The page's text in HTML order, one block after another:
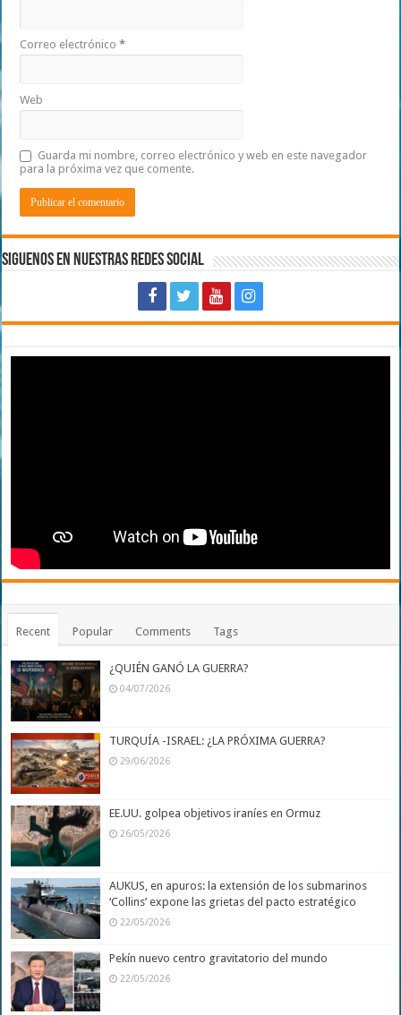
Correo electrónico*
Web
Guarda mi nombre, correo electrónico y web en este navegador
para la próxima vez que comente.
Siguenos en Nuestras Redes Social
Recent Popular Comments Tags
¿QUIÉN GANÓ LA GUERRA?
04/07/2026
TURQUÍA -ISRAEL: ¿LA PRÓXIMA GUERRA?
29/06/2026
EE.UU. golpea objetivos iraníes en Ormuz
26/05/2026
AUKUS, en apuros: la extensión de los submarinos
‘Collins’ expone las grietas del pacto estratégico
22/05/2026
Pekín nuevo centro gravitatorio del mundo
22/05/2026